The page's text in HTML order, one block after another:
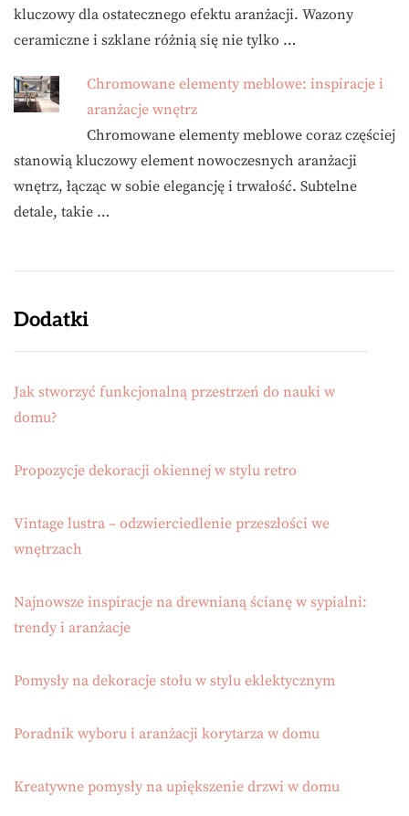
kluczowy dla ostatecznego efektu aranżacji. Wazony
ceramiczne i szklane różnią się nie tylko …
Chromowane elementy meblowe: inspiracje i
aranżacje wnętrz
Chromowane elementy meblowe coraz częściej
stanowią kluczowy element nowoczesnych aranżacji
wnętrz, łącząc w sobie elegancję i trwałość. Subtelne
detale, takie …
Dodatki
Jak stworzyć funkcjonalną przestrzeń do nauki w
domu?
Propozycje dekoracji okiennej w stylu retro
Vintage lustra – odzwierciedlenie przeszłości we
wnętrzach
Najnowsze inspiracje na drewnianą ścianę w sypialni:
trendy i aranżacje
Pomysły na dekoracje stołu w stylu eklektycznym
Poradnik wyboru i aranżacji korytarza w domu
Kreatywne pomysły na upiększenie drzwi w domu